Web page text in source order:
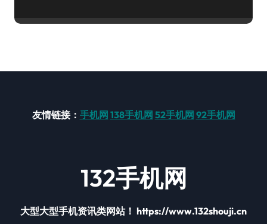
友情链接： 手机网 138手机网 52手机网 92手机网
132手机网
大型大型手机资讯类网站！ https://www.132shouji.cn